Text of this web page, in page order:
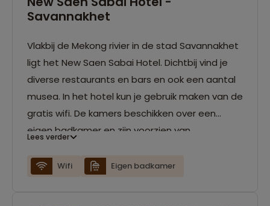
Savannakhet
Vlakbij de Mekong rivier in de stad Savannakhet
ligt het New Saen Sabai Hotel. Dichtbij vind je
diverse restaurants en bars en ook een aantal
musea. In het hotel kun je gebruik maken van de
gratis wifi. De kamers beschikken over een
eigen badkamer en zijn voorzien van
Lees verder
Wifi Eigen badkamer